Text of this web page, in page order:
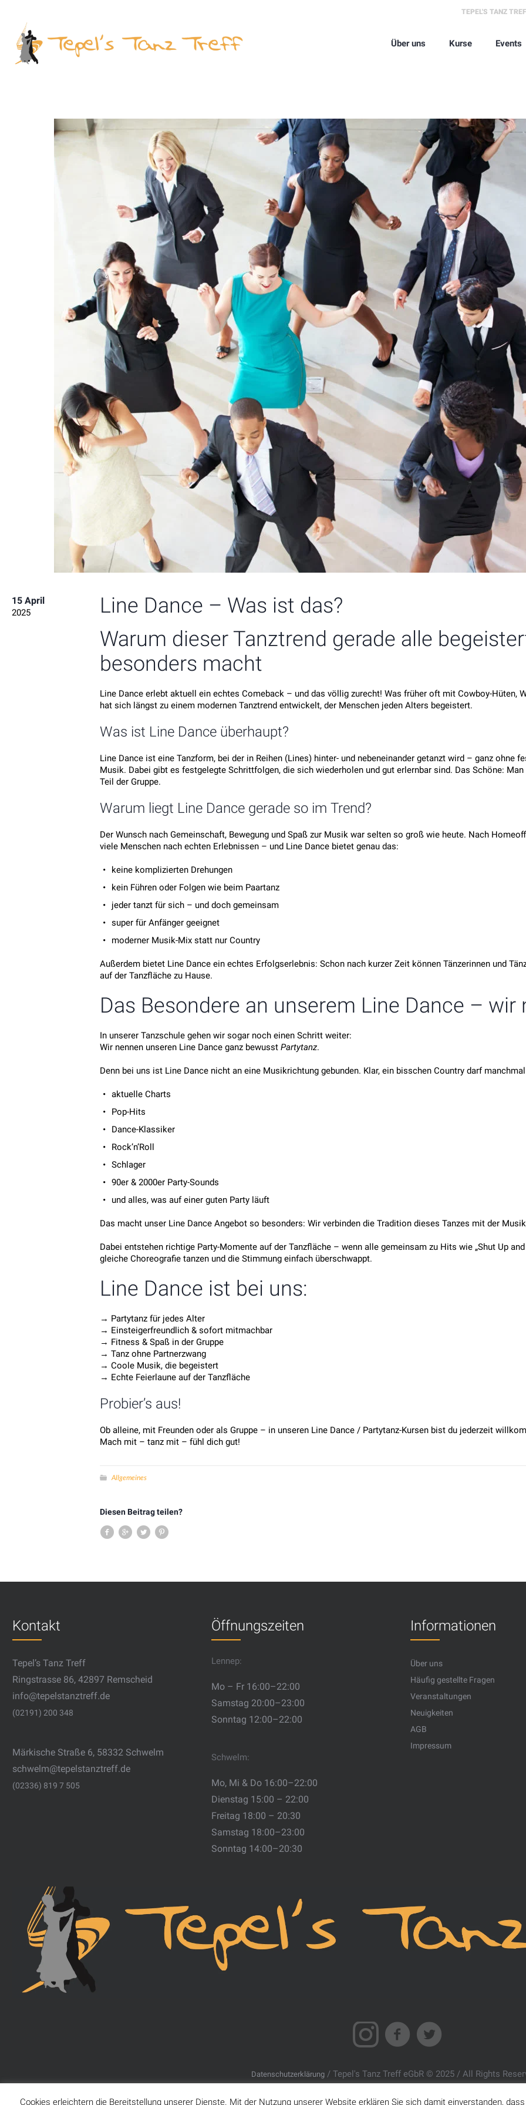
TEPEL'S TANZ
Über uns Kurse Events
15 April
2025
Line Dance – Was ist das?
Warum dieser Tanztrend gerade alle
besonders macht
Line Dance erlebt aktuell ein echtes Comeback – und das völlig zurecht! Was früher oft mit Cowboy-Hüten,
hat sich längst zu einem modernen Tanztrend entwickelt, der Menschen jeden Alters begeistert.
Was ist Line Dance überhaupt?
Line Dance ist eine Tanzform, bei der in Reihen (Lines) hinter- und nebeneinander getanzt wird – ganz ohne
Musik. Dabei gibt es festgelegte Schrittfolgen, die sich wiederholen und gut erlernbar sind. Das Schöne:
Teil der Gruppe.
Warum liegt Line Dance gerade so im Trend?
Der Wunsch nach Gemeinschaft, Bewegung und Spaß zur Musik war selten so groß wie heute. Nach
viele Menschen nach echten Erlebnissen – und Line Dance bietet genau das:
keine komplizierten Drehungen
kein Führen oder Folgen wie beim Paartanz
jeder tanzt für sich – und doch gemeinsam
super für Anfänger geeignet
moderner Musik-Mix statt nur Country
Außerdem bietet Line Dance ein echtes Erfolgserlebnis: Schon nach kurzer Zeit können Tänzerinnen und
auf der Tanzfläche zu Hause.
Das Besondere an unserem Line Dance – wir
In unserer Tanzschule gehen wir sogar noch einen Schritt weiter:
Wir nennen unseren Line Dance ganz bewusst Partytanz.
Denn bei uns ist Line Dance nicht an eine Musikrichtung gebunden. Klar, ein bisschen Country darf
aktuelle Charts
Pop-Hits
Dance-Klassiker
Rock’n’Roll
Schlager
90er & 2000er Party-Sounds
und alles, was auf einer guten Party läuft
Das macht unser Line Dance Angebot so besonders: Wir verbinden die Tradition dieses Tanzes mit der
Dabei entstehen richtige Party-Momente auf der Tanzfläche – wenn alle gemeinsam zu Hits wie „Shut Up
gleiche Choreografie tanzen und die Stimmung einfach überschwappt.
Line Dance ist bei uns:
→ Partytanz für jedes Alter
→ Einsteigerfreundlich & sofort mitmachbar
→ Fitness & Spaß in der Gruppe
→ Tanz ohne Partnerzwang
→ Coole Musik, die begeistert
→ Echte Feierlaune auf der Tanzfläche
Probier’s aus!
Ob alleine, mit Freunden oder als Gruppe – in unseren Line Dance / Partytanz-Kursen bist du jederzeit
Mach mit – tanz mit – fühl dich gut!
Allgemeines
Diesen Beitrag teilen?
Kontakt
Tepel’s Tanz Treff
Ringstrasse 86, 42897 Remscheid
info@tepelstanztreff.de
(02191) 200 348
Märkische Straße 6, 58332 Schwelm
schwelm@tepelstanztreff.de
(02336) 819 7 505
Öffnungszeiten
Lennep:
Mo – Fr 16:00–22:00
Samstag 20:00–23:00
Sonntag 12:00–22:00
Schwelm:
Mo, Mi & Do 16:00–22:00
Dienstag 15:00 – 22:00
Freitag 18:00 – 20:30
Samstag 18:00–23:00
Sonntag 14:00–20:30
Informationen
Über uns
Häufig gestellte Fragen
Veranstaltungen
Neuigkeiten
AGB
Impressum
Datenschutzerklärung/ Tepel's Tanz Treff eGbR © 2025 / All Rights
Cookies erleichtern die Bereitstellung unserer Dienste. Mit der Nutzung unserer Website erklären Sie sich damit einverstanden,